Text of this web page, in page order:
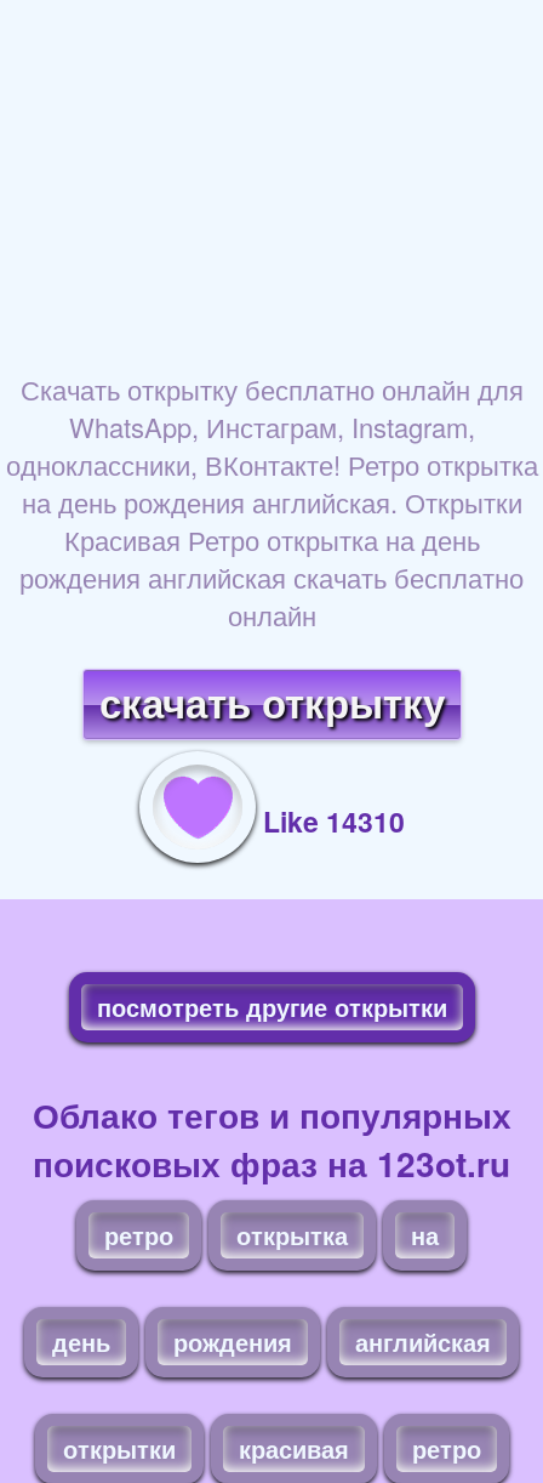
Скачать открытку бесплатно онлайн для
WhatsApp, Инстаграм, Instagram,
одноклассники, ВКонтакте! Ретро открытка
на день рождения английская. Открытки
Красивая Ретро открытка на день
рождения английская скачать бесплатно
онлайн
скачать открытку
Like 14310
посмотреть другие открытки
Облако тегов и популярных
поисковых фраз на 123ot.ru
ретро открытка на
день рождения английская
открытки красивая ретро